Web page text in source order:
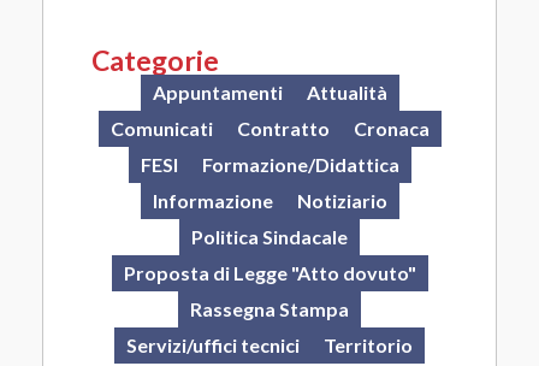
Categorie
Appuntamenti
Attualità
Comunicati
Contratto
Cronaca
FESI
Formazione/Didattica
Informazione
Notiziario
Politica Sindacale
Proposta di Legge "Atto dovuto"
Rassegna Stampa
Servizi/uffici tecnici
Territorio